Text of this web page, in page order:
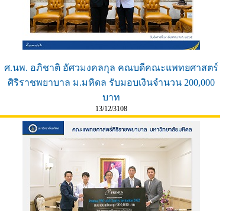
ศ.นพ. อภิชาติ อัศวมงคลกุล คณบดีคณะแพทยศาสตร์
ศิริราชพยาบาล ม.มหิดล รับมอบเงินจำนวน 200,000
บาท
13/12/3108